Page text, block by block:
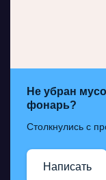
Не убран
фонарь?
Столкнулись с
Написать